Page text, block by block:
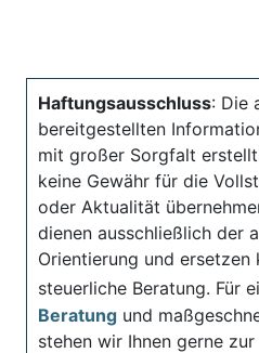
Haftungsausschluss: Die
bereitgestellten
mit großer Sorgfalt
keine Gewähr für die
oder Aktualität
dienen ausschließlich der
Orientierung und ersetzen
steuerliche Beratung. Für
Beratung und
stehen wir Ihnen gerne